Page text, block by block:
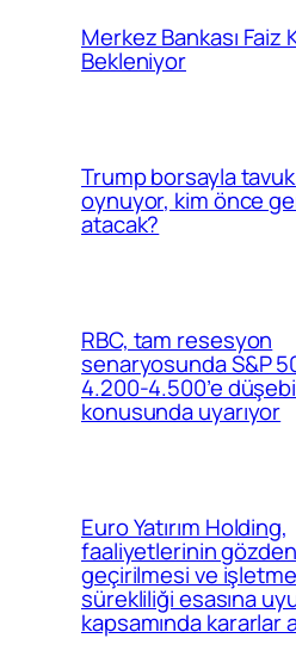
Merkez Bankası Faiz
Bekleniyor
Trump borsayla
oynuyor, kim önce
atacak?
RBC, tam resesyon
senaryosunda S&P
4.200-4.500’e
konusunda uyarıyor
Euro Yatırım Holding,
faaliyetlerinin gözden
geçirilmesi ve
sürekliliği esasına
kapsamında kararlar